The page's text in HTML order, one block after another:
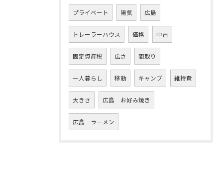
プライベート 陽気 広島
トレーラーハウス 価格 中古
固定資産税 広さ 間取り
一人暮らし 移動 キャンプ 維持費
大きさ 広島 お好み焼き
広島 ラーメン